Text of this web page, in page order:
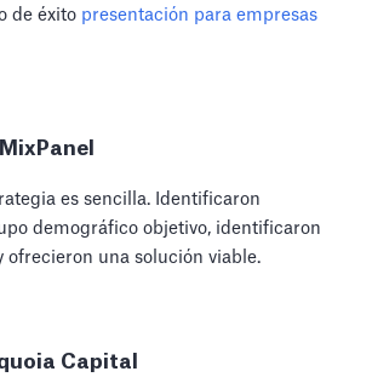
de éxito presentación para empresas
es sencilla. Identificaron
demográfico objetivo, identificaron
ofrecieron una solución viable.
Capital